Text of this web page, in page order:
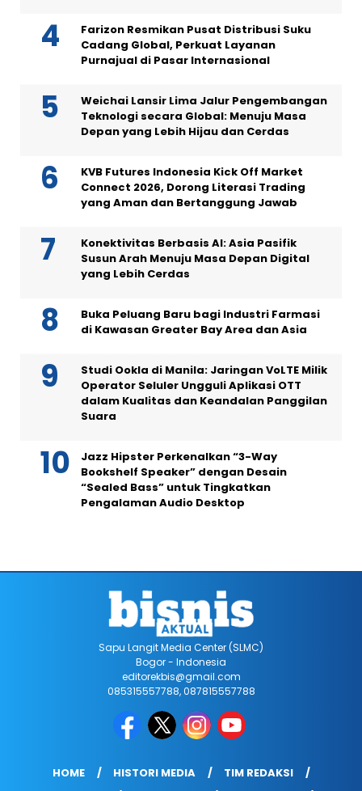
Farizon Resmikan Pusat Distribusi Suku
Cadang Global, Perkuat Layanan
Purnajual di Pasar Internasional
Weichai Lansir Lima Jalur Pengembangan
Teknologi secara Global: Menuju Masa
Depan yang Lebih Hijau dan Cerdas
KVB Futures Indonesia Kick Off Market
Connect 2026, Dorong Literasi Trading
yang Aman dan Bertanggung Jawab
Konektivitas Berbasis AI: Asia Pasifik
Susun Arah Menuju Masa Depan Digital
yang Lebih Cerdas
Buka Peluang Baru bagi Industri Farmasi
di Kawasan Greater Bay Area dan Asia
Studi Ookla di Manila: Jaringan VoLTE Milik
Operator Seluler Ungguli Aplikasi OTT
dalam Kualitas dan Keandalan Panggilan
Suara
Jazz Hipster Perkenalkan “3-Way
Bookshelf Speaker” dengan Desain
“Sealed Bass” untuk Tingkatkan
Pengalaman Audio Desktop
Sapu Langit Media Center (SLMC)
Bogor - Indonesia
editorekbis@gmail.com
085315557788, 087815557788
HOME HISTORI MEDIA
TIM REDAKSI